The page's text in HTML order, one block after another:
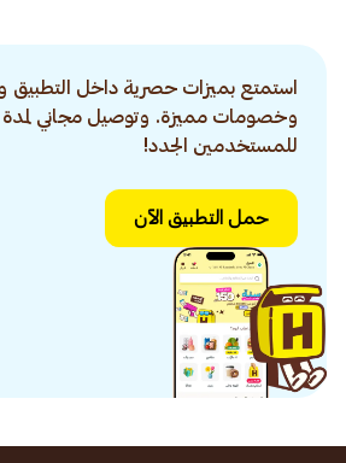
استمتع بميزات حصرية داخل
وخصومات مميزة. وتوصيل مجاني لمدة
للمستخدمين الجدد!
حمل التطبيق الآن